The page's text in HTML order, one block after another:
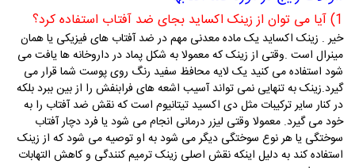
1) آیا می توان از زینک اکساید بجای ضد آفتاب استفاده کرد؟
خیر . زینک اکساید یک ماده معدنی مهم در ضد آفتاب های فیزیکی یا همان
مینرال است .وقتی از زینک که معمولا به شکل پماد در داروخانه ها یافت می
شود استفاده می کنید یک لایه محافظ سفید رنگ روی پوست شما قرار می
گیرد.زینک به تنهایی نمی تواند آسیب اشعه های فرابنفش را از بین ببرد بلکه
در کنار سایر ترکیبات مثل دی اکسید تیتانیوم است که نقش ضد آفتاب را به
خود می گیرد. معمولا وقتی لیزر درمانی انجام می شود یا فرد دچار آفتاب
سوختگی یا هر نوع سوختگی دیگر می شود به او توصیه می شود که از زینک
استفاده کند به دلیل اینکه نقش اصلی زینک ترمیم کنندگی و کاهش التهابات